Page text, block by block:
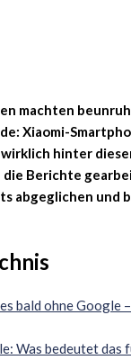
machten
Xiaomi-
hinter
die Berichte
abgeglichen und
bald ohne Google
Was bedeutet das